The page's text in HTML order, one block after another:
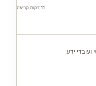
11 דקות קריאה
ידע